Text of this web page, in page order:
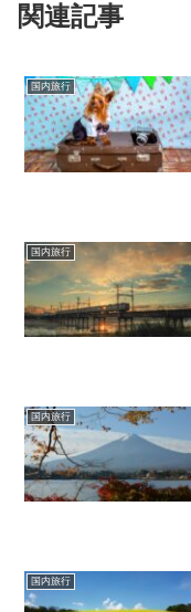
関連記事
国内旅行
国内旅行
国内旅行
国内旅行